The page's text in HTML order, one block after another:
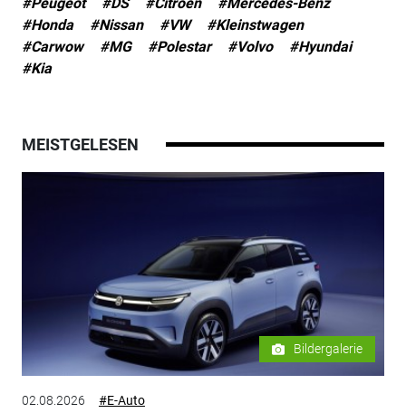
#Honda
#Nissan #VW
#Kleinstwagen
#Carwow
#MG #Polestar #Volvo
#Hyundai
#Kia
MEISTGELESEN
Bildergalerie
02.08.2026 #E-Auto